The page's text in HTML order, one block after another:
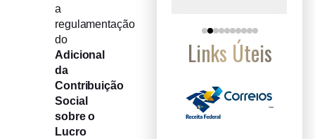
a
regulamentação
do
Adicional
da
Contribuição
Social
sobre o
Lucro
Links Úteis